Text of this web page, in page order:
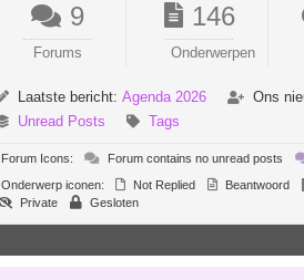
9
Forums
146
Onderwerpen
Laatste bericht: Agenda 2026
Ons
Unread Posts
Tags
Forum Icons:
Forum contains no unread posts
Onderwerp iconen:
Not Replied
Beantwoord
Private
Gesloten